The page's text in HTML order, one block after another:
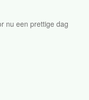
nu een prettige dag